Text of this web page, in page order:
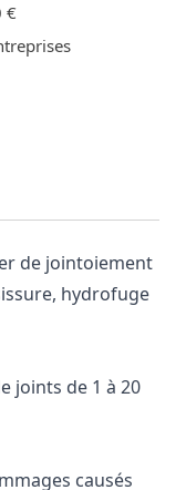
€
de jointoiement
hydrofuge
joints de 1 à 20
causés